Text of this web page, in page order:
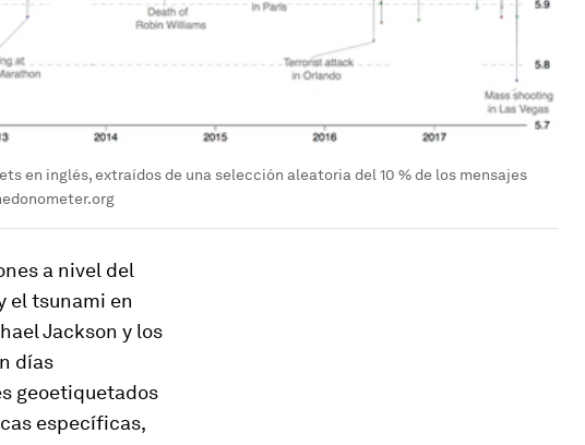
en inglés, extraídos de una selección aleatoria del 10 % de los mensajes
a nivel del
el tsunami en
Jackson y los
días
geoetiquetados
específicas,